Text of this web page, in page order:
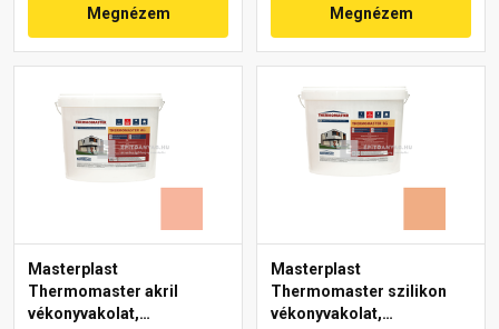
Megnézem Megnézem
Masterplast
Thermomaster akril
vékonyvakolat,
Masterplast
Thermomaster szilikon
vékonyvakolat,